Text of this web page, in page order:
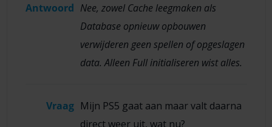
Antwoord Nee, zowel Cache leegmaken als
Database opnieuw opbouwen
verwijderen geen spellen of opgeslagen
data. Alleen Full initialiseren wist alles.
Vraag Mijn PS5 gaat aan maar valt daarna
direct weer uit, wat nu?